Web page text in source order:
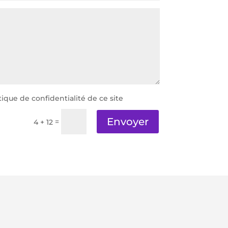
de confidentialité de ce site
4 + 12 = Envoyer